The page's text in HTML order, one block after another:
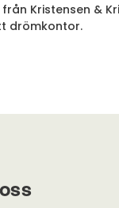
Kristensen &
drömkontor.